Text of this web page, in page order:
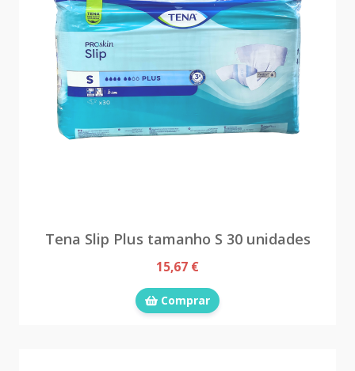
Tena Slip Plus tamanho S 30 unidades
15,67 €
Comprar